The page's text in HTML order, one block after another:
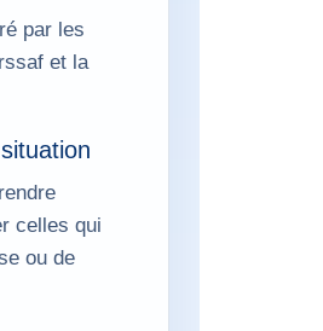
par les
et la
celles qui
ou de